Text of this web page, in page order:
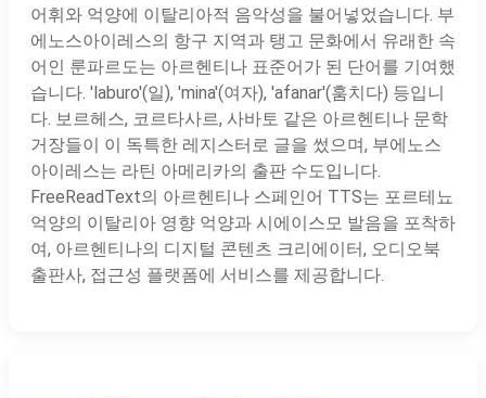
어휘와 억양에 이탈리아적 음악성을 불어넣었습니다. 부
에노스아이레스의 항구 지역과 탱고 문화에서 유래한 속
어인 룬파르도는 아르헨티나 표준어가 된 단어를 기여했
습니다. 'laburo'(일), 'mina'(여자), 'afanar'(훔치다) 등입니
다. 보르헤스, 코르타사르, 사바토 같은 아르헨티나 문학
거장들이 이 독특한 레지스터로 글을 썼으며, 부에노스
아이레스는 라틴 아메리카의 출판 수도입니다.
FreeReadText의 아르헨티나 스페인어 TTS는 포르테뇨
억양의 이탈리아 영향 억양과 시에이스모 발음을 포착하
여, 아르헨티나의 디지털 콘텐츠 크리에이터, 오디오북
출판사, 접근성 플랫폼에 서비스를 제공합니다.